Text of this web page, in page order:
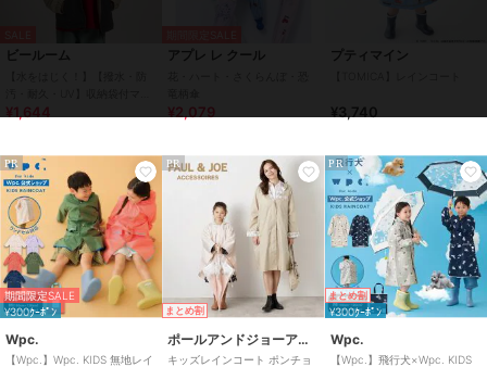
プリント柄
撥水／防水加工 /
ライフスタイル
ャンプ・レジャー
サイクル
ポリエステル素材/ 無地/チェ
プリント柄/
その他柄
リボン/ 晴雨兼用 / 洗える/
撥水／防水加工/ ライフスタイル
ウォーキング・ランニング/キ
ャンプ・レジャー/ サイクル
原産国 MADE IN CHINA
ビールーム
ンテンパーカー(反射シート付
¥1,644
アプレ レ クール
¥2,079
プティマイン
¥3,740
PR
期間限定SALE
¥300ｸｰﾎﾟﾝ
Wpc.
【Wpc.】Wpc. KIDS 無地レイ
PR
まとめ割
ポールアンドジョーアクセソワ
キッズレインコート ポンチョ
PR
まとめ割
¥300ｸｰﾎﾟﾝ
Wpc.
【Wpc.】飛行犬×Wpc. KIDS